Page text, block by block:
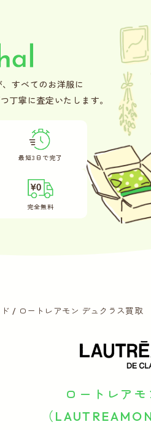
、すべてのお洋服に
丁寧に査定いたします。
最短3日で完了
完全無料
ロートレアモン デュクラス買取
ロートレア
（